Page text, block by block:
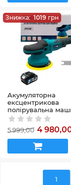
Знижка:1019 грн
Акумуляторна
ексцентрикова
полірувальна
PROFI-TEC
POWERLine
(4.0 Аг), зарядний
Артикул:58_29304
5 999,00 4
1